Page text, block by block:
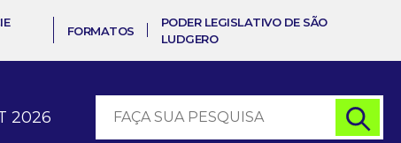
FORMATOS
PODER LEGISLATIVO DE SÃO
LUDGERO
2026